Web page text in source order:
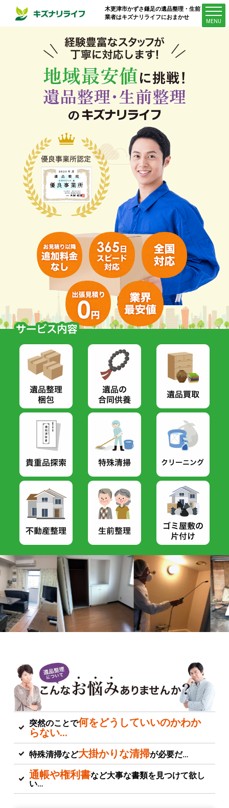
木更津市かずさ鎌足の遺品整理・生前整理
業者はキズナリライフにおまかせ
突然のことで何をどうしていいのかわか
らない…
特殊清掃など大掛かりな清掃が必要だ…
通帳や権利書など大事な書類を見つけて欲し
い…